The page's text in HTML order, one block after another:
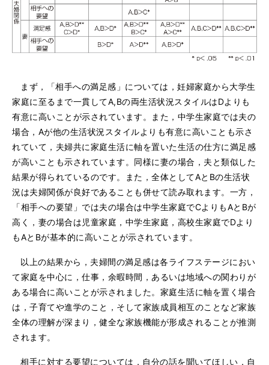
まず，「相手への満足感」については，妊婦家庭から大学生
家庭に至るまで一貫してA,Bの両生活状況スタイルはDよりも
有意に高いことが示されています。また，中学生家庭では夫の
場合，Aが他の生活状況スタイルよりも有意に高いことも示さ
れていて，夫婦共に家庭生活に軸を置いた生活の仕方に満足感
が高いことも示されています。同様に妻の場合，夫と類似した
結果が得られているのです。また，全体としてAとBの生活状
況は夫婦関係が良好であることも併せて読み取れます。一方，
「相手への要望」では夫の場合は中学生家庭でCよりもAとBが
高く，妻の場合は児童家庭，中学生家庭，高校生家庭でDより
もAとBが基本的に高いことが示されています。
以上の結果から，夫婦間の満足感は各ライフステージにおい
て家庭を中心に，仕事，余暇時間，あるいは地域への関わりが
ある場合に高いことが示されました。家庭生活に軸を置く場合
は，子育てや進学のこと，そして家族成員相互のことなど家族
全体の理解が深まり，健全な家族機能が形成されることが推測
されます。
相手に対する要望については，自分の話を聞いてほしい，自